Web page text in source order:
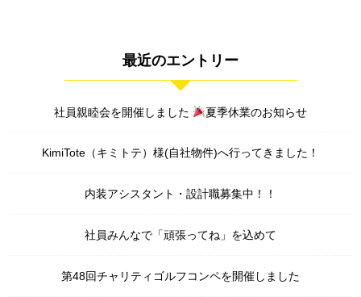
最近のエントリー
社員親睦会を開催しました 夏季休業のお知らせ
KimiTote（キミトテ）様(自社物件)へ行ってきました！
内装アシスタント・設計職募集中！！
社員みんなで「頑張ってね」を込めて
第48回チャリティゴルフコンペを開催しました